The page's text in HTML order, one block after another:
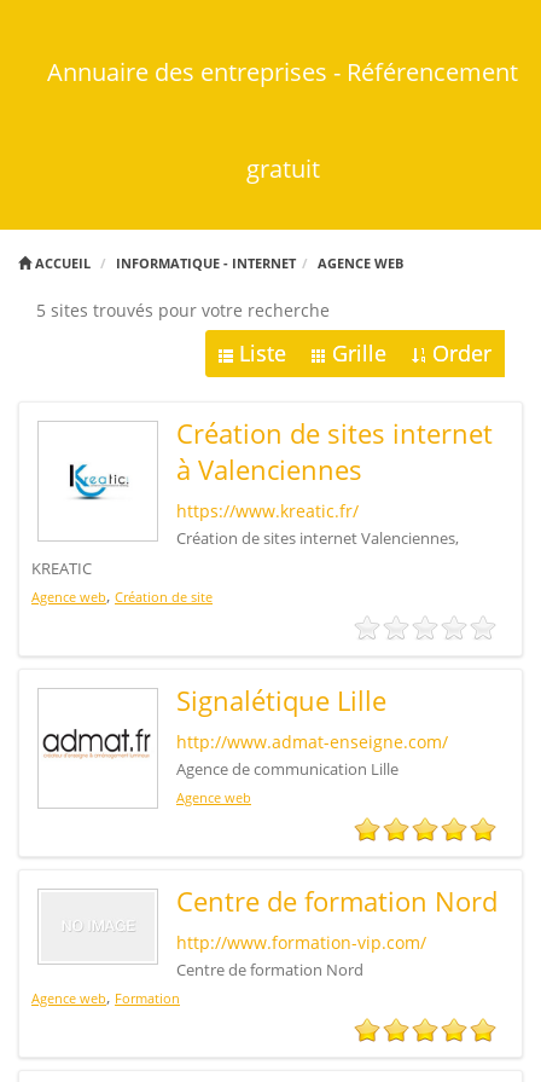
Annuaire des entreprises - Référencement
gratuit
ACCUEIL INFORMATIQUE - INTERNET AGENCE WEB
5 sites trouvés pour votre recherche
Liste Grille Order
Création de sites internet
à Valenciennes
https://www.kreatic.fr/
Création de sites internet Valenciennes,
KREATIC
Agence web, Création de site
Signalétique Lille
http://www.admat-enseigne.com/
Agence de communication Lille
Agence web
Centre de formation Nord
http://www.formation-vip.com/
Centre de formation Nord
Agence web, Formation